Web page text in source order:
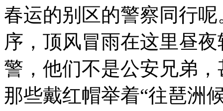
春运的别区的警察同行
序，顶风冒雨在这里昼
警，他们不是公安兄弟
那些戴红帽举着“往琶洲